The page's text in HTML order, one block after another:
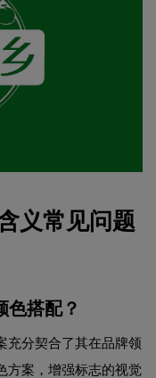
义常见问题
色搭配？
充分契合了其在品牌领
方案，增强标志的视觉